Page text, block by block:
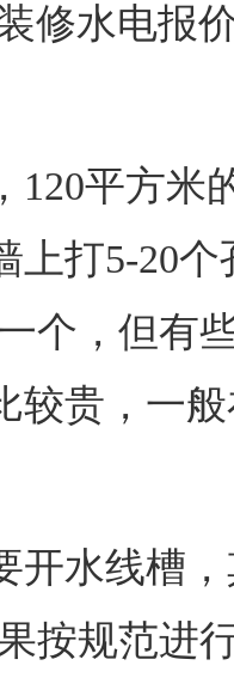
修水电报
120平方米
上打5-20
个，但有
较贵，一
开水线槽
按规范进